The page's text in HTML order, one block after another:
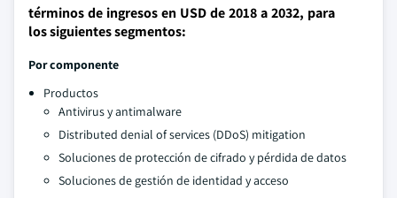
términos de ingresos en USD de 2018 a 2032, para
los siguientes segmentos:
Por componente
Productos
Antivirus y antimalware
Distributed denial of services (DDoS) mitigation
Soluciones de protección de cifrado y pérdida de datos
Soluciones de gestión de identidad y acceso